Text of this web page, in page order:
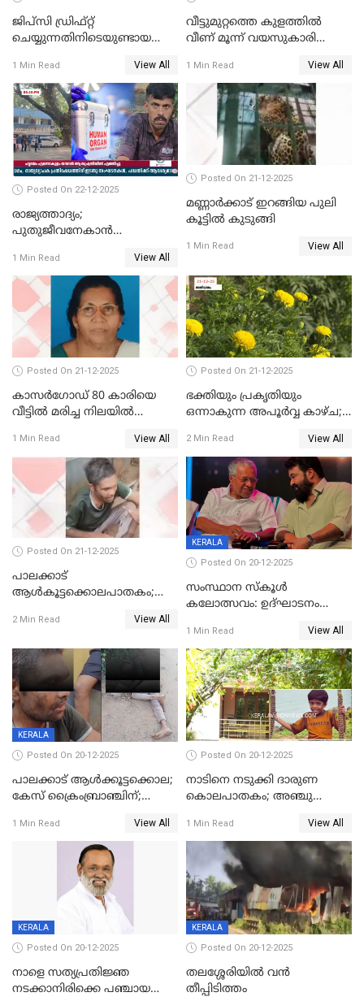
ജിപ്സി ഡ്രിഫ്റ്റ്
ചെയ്യുന്നതിനിടെയുണ്ടായ
ദാരുണാന്ത്യം; ജീപ്സി
ഓടിച്ചയാൾ അറസ്റ്റിൽ.
1 Min Read View All
വീട്ടുമുറ്റത്തെ കുളത്തിൽ
വീണ് മൂന്ന് വയസുകാരി
1 Min Read View All
Posted On 22-12-2025
രാജ്യത്താദ്യം;
പുതുജീവനേകാൻ
എറണാകുളം സർക്കാർ
ജനറൽ
ആശുപത്രിയിലെത്തിച്ചു
1 Min Read View All
Posted On 21-12-2025
മണ്ണാർക്കാട് ഇറങ്ങിയ പുലി
കൂട്ടിൽ കുടുങ്ങി
1 Min Read View All
Posted On 21-12-2025
കാസർഗോഡ് 80 കാരിയെ
വീട്ടിൽ മരിച്ച നിലയിൽ
1 Min Read View All
Posted On 21-12-2025
ഭക്തിയും പ്രകൃതിയും
ഒന്നാകുന്ന അപൂര്‍വ്വ കാഴ്ച;
കാഴ്ചാനുഭവമൊരുക്കി
ശബരീ നന്ദനം
2 Min Read View All
Posted On 21-12-2025
പാലക്കാട്‌
ആൾകൂട്ടക്കൊലപാതകം;
ഊർജ്ജിതമാക്കിമാക്കി
2 Min Read View All
KERALA
Posted On 20-12-2025
സംസ്ഥാന സ്കൂൾ
കലോത്സവം: ഉദ്ഘാടനം
മുഖ്യാതിഥിയായി
മോഹൻലാൽ
1 Min Read View All
KERALA
Posted On 20-12-2025
പാലക്കാട് ആൾക്കൂട്ടക്കൊല;
കേസ് ക്രൈംബ്രാഞ്ചിന്;
അന്വേഷിക്കും
1 Min Read View All
Posted On 20-12-2025
നാടിനെ നടുക്കി ദാരുണ
കൊലപാതകം; അഞ്ചു
കഴുത്തുഞെരിച്ച് കൊന്നു
1 Min Read View All
KERALA
Posted On 20-12-2025
നാളെ സത്യപ്രതിജ്ഞ
നടക്കാനിരിക്കെ പഞ്ചായത്ത്
KERALA
Posted On 20-12-2025
തലശ്ശേരിയിൽ വൻ
തീപ്പിടിത്തം